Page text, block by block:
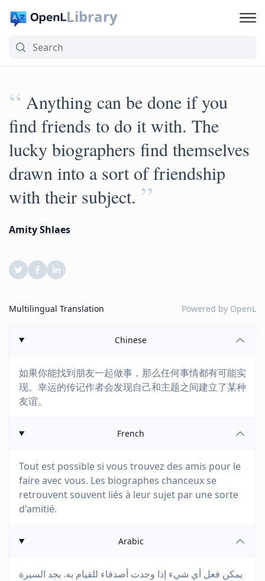
Library
“ Anything can be done if you
find friends to do it with. The
lucky biographers find themselves
drawn into a sort of friendship
with their subject. ”
Amity Shlaes
Multilingual Translation Powered by OpenL
Chinese
如果你能找到朋友一起做事，那么任何事情都有可能实
现。幸运的传记作者会发现自己和主题之间建立了某种
友谊。
French
Tout est possible si vous trouvez des amis pour le
faire avec vous. Les biographes chanceux se
retrouvent souvent liés à leur sujet par une sorte
d'amitié.
Arabic
يمكن فعل أي شيء إذا وجدت أصدقاء للقيام به. يجد السيرة